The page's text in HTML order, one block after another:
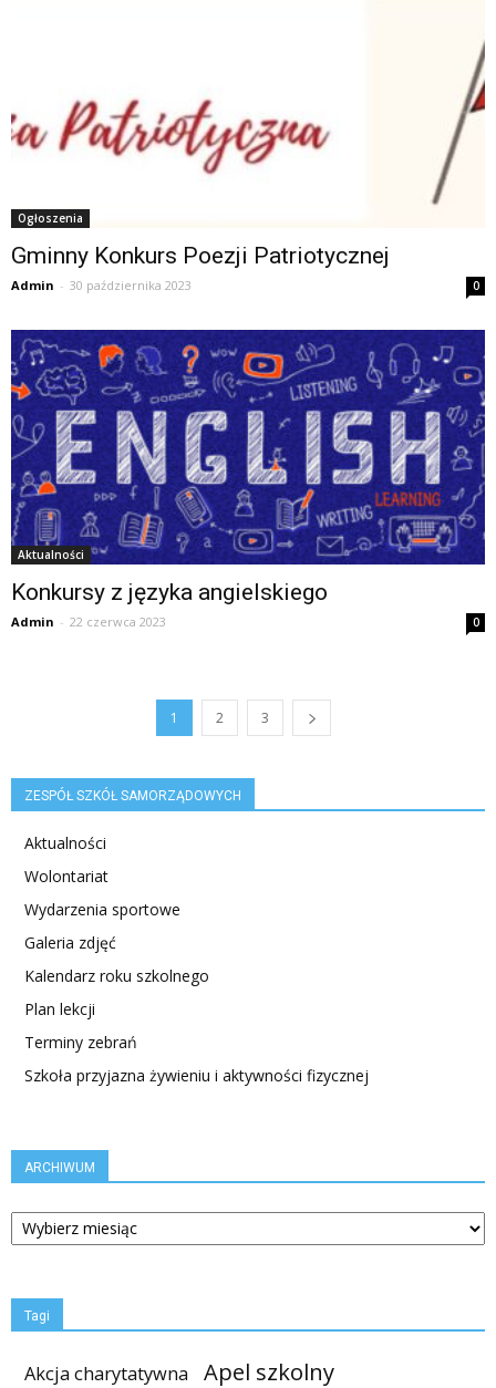
Ogłoszenia
Gminny Konkurs Poezji Patriotycznej
Admin - 30 października 2023 0
Aktualności
Konkursy z języka angielskiego
Admin - 22 czerwca 2023 0
1 2 3
ZESPÓŁ SZKÓŁ SAMORZĄDOWYCH
Aktualności
Wolontariat
Wydarzenia sportowe
Galeria zdjęć
Kalendarz roku szkolnego
Plan lekcji
Terminy zebrań
Szkoła przyjazna żywieniu i aktywności fizycznej
ARCHIWUM
ARCHIWUM
Tagi
Akcja charytatywna Apel szkolny